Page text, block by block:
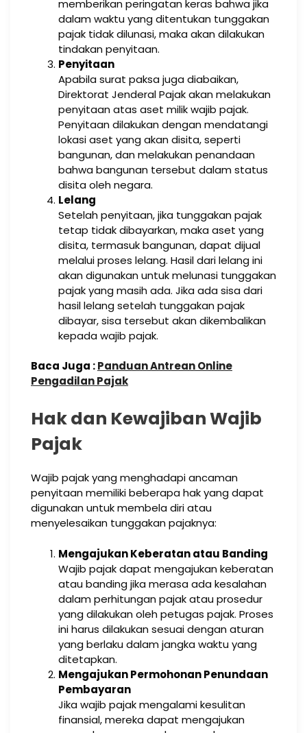
memberikan peringatan keras bahwa jika
dalam waktu yang ditentukan tunggakan
pajak tidak dilunasi, maka akan dilakukan
tindakan penyitaan.
Penyitaan
Apabila surat paksa juga diabaikan,
Direktorat Jenderal Pajak akan melakukan
penyitaan atas aset milik wajib pajak.
Penyitaan dilakukan dengan mendatangi
lokasi aset yang akan disita, seperti
bangunan, dan melakukan penandaan
bahwa bangunan tersebut dalam status
disita oleh negara.
Lelang
Setelah penyitaan, jika tunggakan pajak
tetap tidak dibayarkan, maka aset yang
disita, termasuk bangunan, dapat dijual
melalui proses lelang. Hasil dari lelang ini
akan digunakan untuk melunasi tunggakan
pajak yang masih ada. Jika ada sisa dari
hasil lelang setelah tunggakan pajak
dibayar, sisa tersebut akan dikembalikan
kepada wajib pajak.
Baca Juga :Panduan Antrean Online
Pengadilan Pajak
Hak dan Kewajiban Wajib
Pajak
Wajib pajak yang menghadapi ancaman
penyitaan memiliki beberapa hak yang dapat
digunakan untuk membela diri atau
menyelesaikan tunggakan pajaknya:
Mengajukan Keberatan atau Banding
Wajib pajak dapat mengajukan keberatan
atau banding jika merasa ada kesalahan
dalam perhitungan pajak atau prosedur
yang dilakukan oleh petugas pajak. Proses
ini harus dilakukan sesuai dengan aturan
yang berlaku dalam jangka waktu yang
ditetapkan.
Mengajukan Permohonan Penundaan
Pembayaran
Jika wajib pajak mengalami kesulitan
finansial, mereka dapat mengajukan